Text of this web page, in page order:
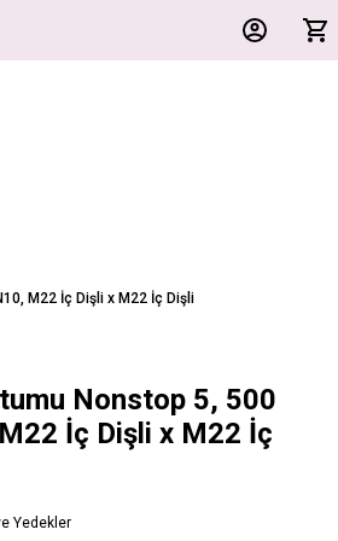
M22 İç Dişli x M22 İç Dişli
Nonstop 5, 500
İç Dişli x M22 İç
Yedekler